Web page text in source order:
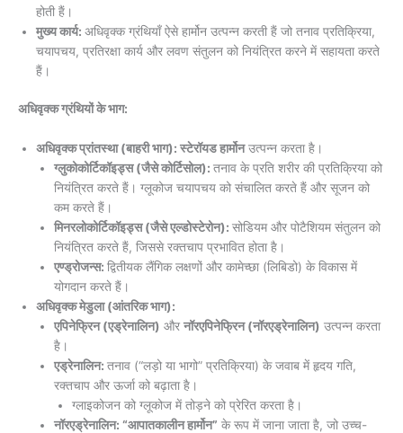
होती हैं।
मुख्य कार्य: अधिवृक्क ग्रंथियाँ ऐसे हार्मोन उत्पन्न करती हैं जो तनाव प्रतिक्रिया,
चयापचय, प्रतिरक्षा कार्य और लवण संतुलन को नियंत्रित करने में सहायता करते
हैं।
अधिवृक्क ग्रंथियों के भाग:
अधिवृक्क प्रांतस्था (बाहरी भाग): स्टेरॉयड हार्मोनउत्पन्न करता है।
ग्लुकोकोर्टिकॉइड्स (जैसे कोर्टिसोल): तनाव के प्रति शरीर की प्रतिक्रिया को
नियंत्रित करते हैं। ग्लूकोज चयापचय को संचालित करते हैं और सूजन को
कम करते हैं।
मिनरलोकोर्टिकॉइड्स (जैसे एल्डोस्टेरोन): सोडियम और पोटैशियम संतुलन को
नियंत्रित करते हैं, जिससे रक्तचाप प्रभावित होता है।
एण्ड्रोजन्स: द्वितीयक लैंगिक लक्षणों और कामेच्छा (लिबिडो) के विकास में
योगदान करते हैं।
अधिवृक्क मेडुला (आंतरिक भाग):
एपिनेफ्रिन (एड्रेनालिन) और नॉरएपिनेफ्रिन (नॉरएड्रेनालिन) उत्पन्न करता
है।
एड्रेनालिन: तनाव (“लड़ो या भागो” प्रतिक्रिया) के जवाब में हृदय गति,
रक्तचाप और ऊर्जा को बढ़ाता है।
ग्लाइकोजन को ग्लूकोज में तोड़ने को प्रेरित करता है।
नॉरएड्रेनालिन: “आपातकालीन हार्मोन” के रूप में जाना जाता है, जो उच्च-